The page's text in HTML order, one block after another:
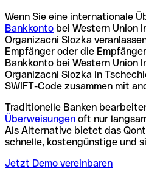
Wenn Sie eine internationale
Bankkonto bei Western Union
Organizacni Slozka
Empfänger oder die
Bankkonto bei Western Union
Organizacni Slozka in
SWIFT-Code zusammen mit
Traditionelle Banken
Überweisungen oft nur
Als Alternative bietet das
schnelle, kostengünstige und
Jetzt Demo vereinbaren